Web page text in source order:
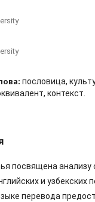
пословица,
контекст.
посвящена анализу
и
перевода